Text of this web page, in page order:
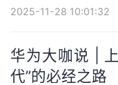
环。资本和媒体为之沸
2025-11-28 10:01:32
华为大咖说 |
代”的必经之路